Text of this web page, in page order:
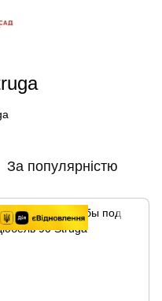
За популярністю